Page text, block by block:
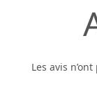
Les avis